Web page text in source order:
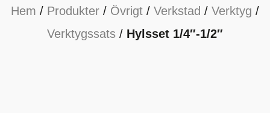
Hem / Produkter / Övrigt / Verkstad / Verktyg /
Verktygssats / Hylsset 1/4″-1/2″